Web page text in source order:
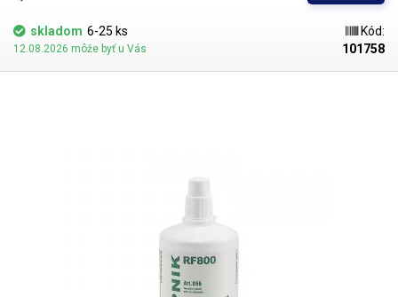
cínovanie a pokovovanie súčastí v cínovaných kúpeľoch. Obsah: 25ml
skladom 6-25 ks
12.08.2026 môže byť u Vás
Kód:
101758